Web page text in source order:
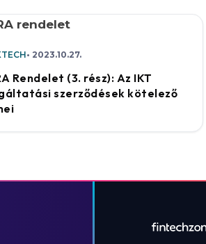
2023.10.27.
Rendelet (3. rész): Az IKT
szerződések kötelező